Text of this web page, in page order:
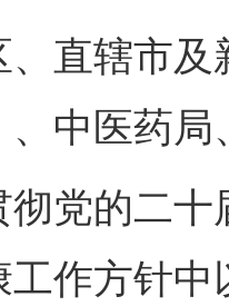
、直辖市
、中医药局
的二十
工作方针